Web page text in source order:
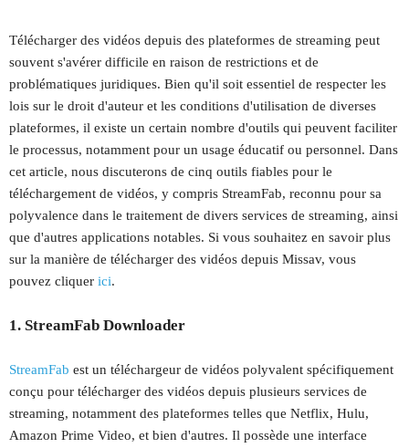
Télécharger des vidéos depuis des plateformes de streaming peut
souvent s'avérer difficile en raison de restrictions et de
problématiques juridiques. Bien qu'il soit essentiel de respecter les
lois sur le droit d'auteur et les conditions d'utilisation de diverses
plateformes, il existe un certain nombre d'outils qui peuvent faciliter
le processus, notamment pour un usage éducatif ou personnel. Dans
cet article, nous discuterons de cinq outils fiables pour le
téléchargement de vidéos, y compris StreamFab, reconnu pour sa
polyvalence dans le traitement de divers services de streaming, ainsi
que d'autres applications notables. Si vous souhaitez en savoir plus
sur la manière de télécharger des vidéos depuis Missav, vous
pouvez cliquer ici.
1. StreamFab Downloader
StreamFab est un téléchargeur de vidéos polyvalent spécifiquement
conçu pour télécharger des vidéos depuis plusieurs services de
streaming, notamment des plateformes telles que Netflix, Hulu,
Amazon Prime Video, et bien d'autres. Il possède une interface